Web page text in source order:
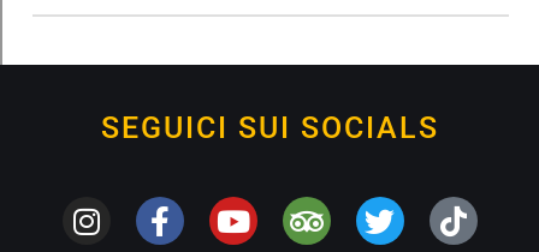
SEGUICI SUI SOCIALS